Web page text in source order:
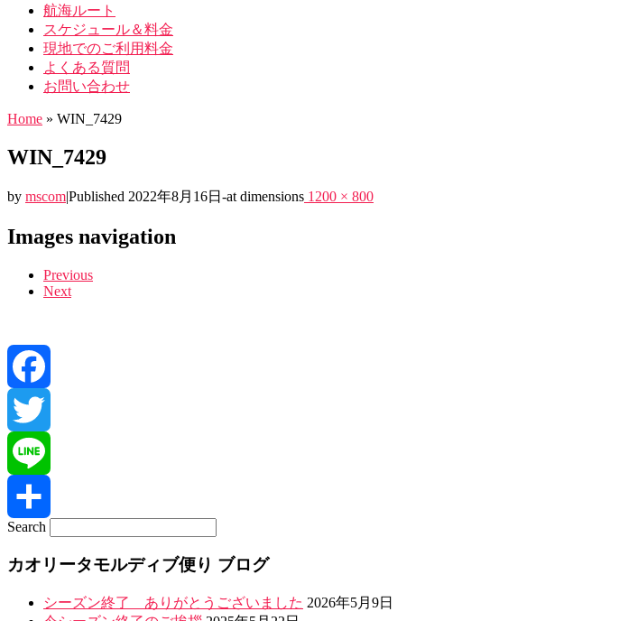
航海ルート
スケジュール＆料金
現地でのご利用料金
よくある質問
お問い合わせ
Home » WIN_7429
WIN_7429
by mscom|Published 2022年8月16日 -at dimensions 1200 × 800
Images navigation
Previous
Next
Facebook
Twitter
Line
Search
カオリータモルディブ便り ブログ
シーズン終了 ありがとうございました 2026年5月9日